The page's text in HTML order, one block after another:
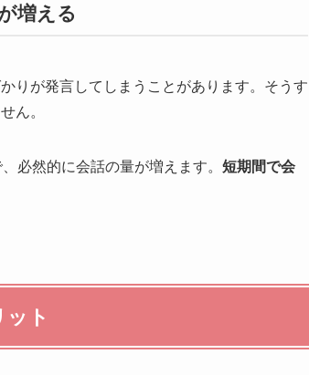
増える
りが発言してしまうことがあります。そうす
ん。
必然的に会話の量が増えます。 短期間で会
ト